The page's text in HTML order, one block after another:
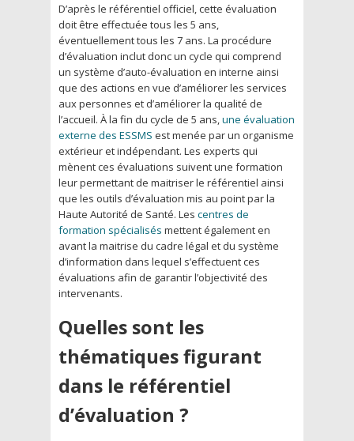
D’après le référentiel officiel, cette évaluation
doit être effectuée tous les 5 ans,
éventuellement tous les 7 ans. La procédure
d’évaluation inclut donc un cycle qui comprend
un système d’auto-évaluation en interne ainsi
que des actions en vue d’améliorer les services
aux personnes et d’améliorer la qualité de
l’accueil. À la fin du cycle de 5 ans,une évaluation
externe des ESSMS est menée par un organisme
extérieur et indépendant. Les experts qui
mènent ces évaluations suivent une formation
leur permettant de maitriser le référentiel ainsi
que les outils d’évaluation mis au point par la
Haute Autorité de Santé. Les centres de
formation spécialisés mettent également en
avant la maitrise du cadre légal et du système
d’information dans lequel s’effectuent ces
évaluations afin de garantir l’objectivité des
intervenants.
Quelles sont les
thématiques figurant
dans le référentiel
d’évaluation ?